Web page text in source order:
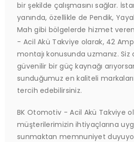
bir şekilde çalışmasını sağlar.
yanında, özellikle de Pendik,
Mah gibi bölgelerde hizmet
- Acil Akü Takviye olarak, 42
montajı konusunda uzmanız. Siz
güvenilir bir güç kaynağı
sunduğumuz en kaliteli
tercih edebilirsiniz.
BK Otomotiv - Acil Akü Takviye
müşterilerimizin ihtiyaçlarına
sunmaktan memnuniyet